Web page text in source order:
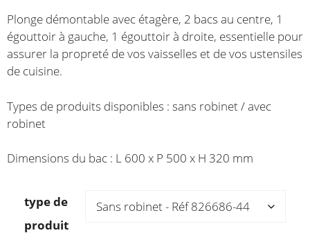
prix :
2,084.88€
à
prix :
1,751.30€
à
1,880.68€
Plonge démontable avec étagère, 2 bacs au centre, 1
égouttoir à gauche, 1 égouttoir à droite, essentielle pour
assurer la propreté de vos vaisselles et de vos ustensiles
de cuisine.
Types de produits disponibles : sans robinet / avec
robinet
Dimensions du bac : L 600 x P 500 x H 320 mm
type de
produit